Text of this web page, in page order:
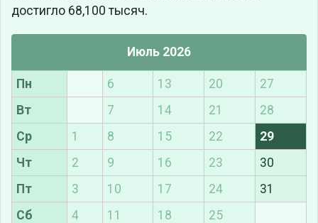
достигло 68,100 тысяч.
Июль 2026
Пн 6 13 20
27
Вт
7 14 21
28
Ср
1 8 15 22
29
Чт
2 9 16 23
30
Пт
3 10 17 24
31
Сб
4 11 18 25